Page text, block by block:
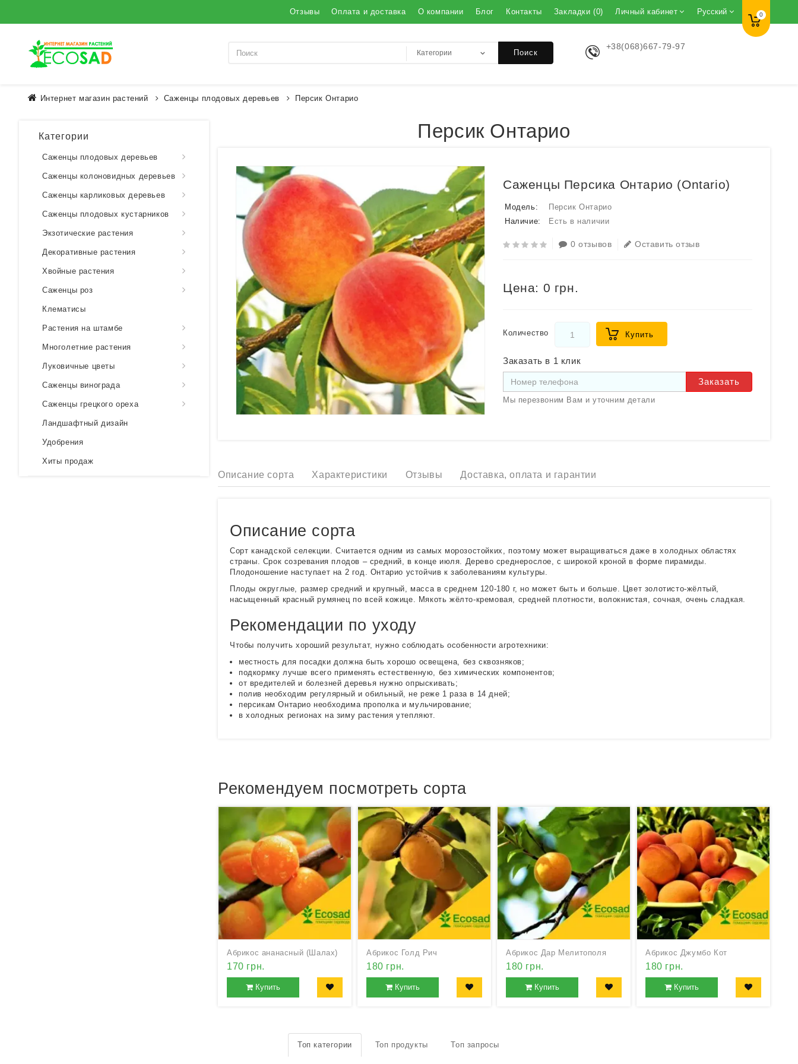
Отзывы Оплата и доставка О компании Блог Контакты Закладки (0) Личный кабинет Русский 0
+38(068)667-79-97
Поиск
Интернет магазин растений Саженцы плодовых деревьев Персик Онтарио
Категории
Саженцы плодовых деревьев
Саженцы колоновидных деревьев
Саженцы карликовых деревьев
Саженцы плодовых кустарников
Экзотические растения
Декоративные растения
Хвойные растения
Саженцы роз
Клематисы
Растения на штамбе
Многолетние растения
Луковичные цветы
Саженцы винограда
Саженцы грецкого ореха
Ландшафтный дизайн
Удобрения
Хиты продаж
Персик Онтарио
Саженцы Персика Онтарио (Ontario)
Модель:
Персик Онтарио
Наличие:
Есть в наличии
0 отзывов Оставить отзыв
Цена: 0 грн.
Количество Купить
Заказать в 1 клик
Заказать
Мы перезвоним Вам и уточним детали
Описание сорта Характеристики Отзывы Доставка, оплата и гарантии
Описание сорта
Сорт канадской селекции. Считается одним из самых морозостойких, поэтому может выращиваться даже в холодных областях
страны. Срок созревания плодов – средний, в конце июля. Дерево среднерослое, с широкой кроной в форме пирамиды.
Плодоношение наступает на 2 год. Онтарио устойчив к заболеваниям культуры.
Плоды округлые, размер средний и крупный, масса в среднем 120-180 г, но может быть и больше. Цвет золотисто-жёлтый,
насыщенный красный румянец по всей кожице. Мякоть жёлто-кремовая, средней плотности, волокнистая, сочная, очень сладкая.
Рекомендации по уходу
Чтобы получить хороший результат, нужно соблюдать особенности агротехники:
местность для посадки должна быть хорошо освещена, без сквозняков;
подкормку лучше всего применять естественную, без химических компонентов;
от вредителей и болезней деревья нужно опрыскивать;
полив необходим регулярный и обильный, не реже 1 раза в 14 дней;
персикам Онтарио необходима прополка и мульчирование;
в холодных регионах на зиму растения утепляют.
Рекомендуем посмотреть сорта
Абрикос ананасный (Шалах)
170 грн.
Купить
Абрикос Голд Рич
180 грн.
Купить
Абрикос Дар Мелитополя
180 грн.
Купить
Абрикос Джумбо Кот
180 грн.
Купить
Топ категории Топ продукты Топ запросы